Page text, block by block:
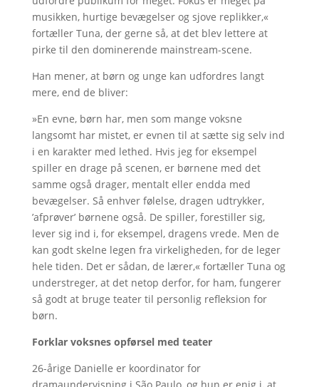
musikken, hurtige bevægelser og sjove replikker,«
fortæller Tuna, der gerne så, at det blev lettere at
pirke til den dominerende mainstream-scene.
Han mener, at børn og unge kan udfordres langt
mere, end de bliver:
»En evne, børn har, men som mange voksne
langsomt har mistet, er evnen til at sætte sig selv ind
i en karakter med lethed. Hvis jeg for eksempel
spiller en drage på scenen, er børnene med det
samme også drager, mentalt eller endda med
bevægelser. Så enhver følelse, dragen udtrykker,
’afprøver’ børnene også. De spiller, forestiller sig,
lever sig ind i, for eksempel, dragens vrede. Men de
kan godt skelne legen fra virkeligheden, for de leger
hele tiden. Det er sådan, de lærer,« fortæller Tuna og
understreger, at det netop derfor, for ham, fungerer
så godt at bruge teater til personlig refleksion for
børn.
Forklar voksnes opførsel med teater
26-årige Danielle er koordinator for